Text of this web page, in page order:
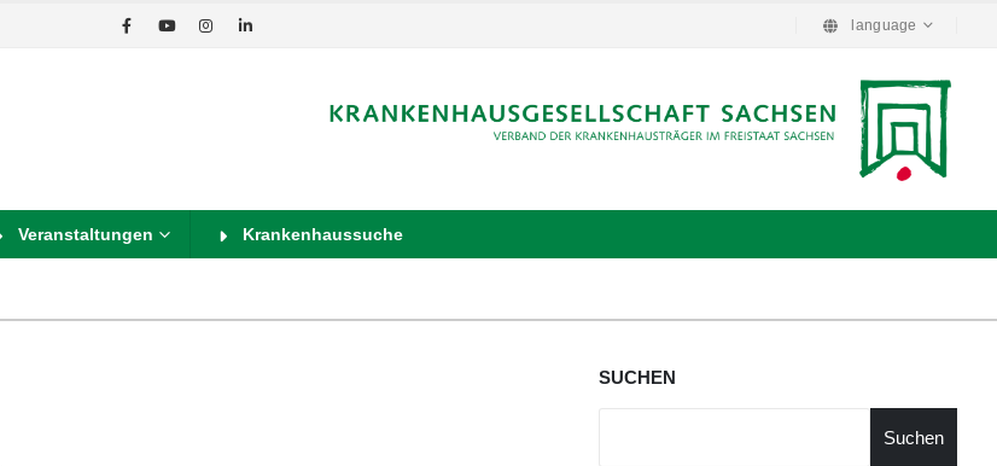
language
Veranstaltungen Krankenhaussuche
SUCHEN
Suchen